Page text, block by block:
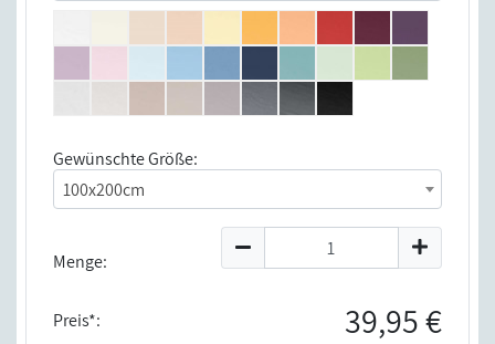
Gewünschte Größe:
100x200cm
Menge:
Preis*: 39,95 €